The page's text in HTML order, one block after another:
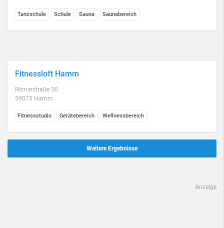
Tanzschule Schule Sauna Saunabereich
Fitnessloft Hamm
Römerstraße 30
59075 Hamm
Fitnessstudio Gerätebereich Wellnessbereich
Weitere Ergebnisse
Anzeige